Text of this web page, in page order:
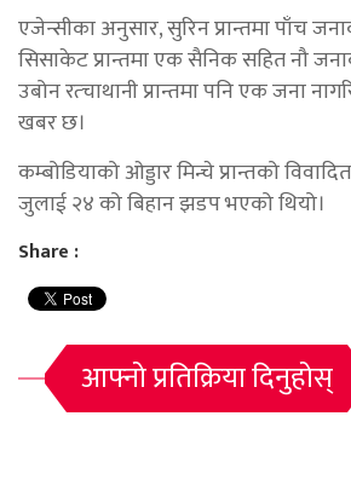
एजेन्सीका अनुसार, सुरिन प्रान्तमा पाँच
सिसाकेट प्रान्तमा एक सैनिक सहित नौ
उबोन रत्चाथानी प्रान्तमा पनि एक जना
खबर छ।
कम्बोडियाको ओड्डार मिन्चे प्रान्तको
जुलाई २४ को बिहान झडप भएको थियो।
Share :
आफ्नो प्रतिक्रिया दिनुहोस्